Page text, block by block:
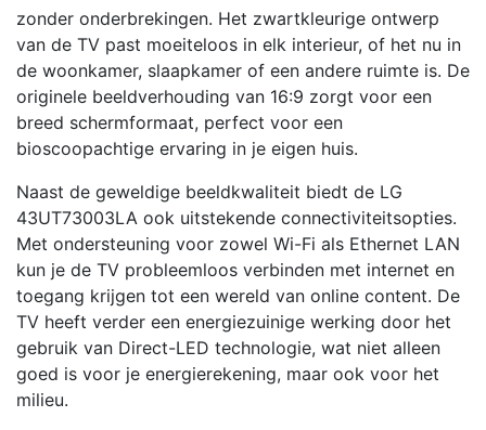
zonder onderbrekingen. Het zwartkleurige ontwerp
van de TV past moeiteloos in elk interieur, of het nu in
de woonkamer, slaapkamer of een andere ruimte is. De
originele beeldverhouding van 16:9 zorgt voor een
breed schermformaat, perfect voor een
bioscoopachtige ervaring in je eigen huis.
Naast de geweldige beeldkwaliteit biedt de LG
43UT73003LA ook uitstekende connectiviteitsopties.
Met ondersteuning voor zowel Wi-Fi als Ethernet LAN
kun je de TV probleemloos verbinden met internet en
toegang krijgen tot een wereld van online content. De
TV heeft verder een energiezuinige werking door het
gebruik van Direct-LED technologie, wat niet alleen
goed is voor je energierekening, maar ook voor het
milieu.